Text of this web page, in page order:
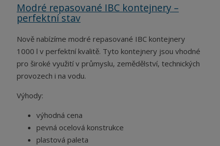
Modré repasované IBC kontejnery –
perfektní stav
Nově nabízíme modré repasované IBC kontejnery
1000 l v perfektní kvalitě. Tyto kontejnery jsou vhodné
pro široké využití v průmyslu, zemědělství, technických
provozech i na vodu.
Výhody:
výhodná cena
pevná ocelová konstrukce
plastová paleta